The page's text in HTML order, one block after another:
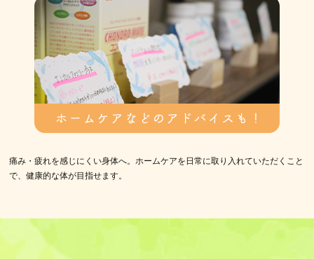
痛み・疲れを感じにくい身体へ。ホームケアを日常に取り入れていただくこと
で、健康的な体が目指せます。